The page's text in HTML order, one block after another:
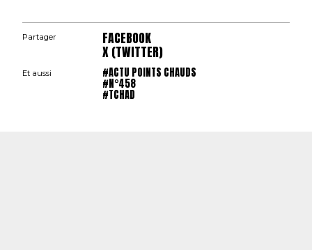
Partager FACEBOOK
X (TWITTER)
Et aussi #ACTU POINTS CHAUDS
#N°458
#TCHAD